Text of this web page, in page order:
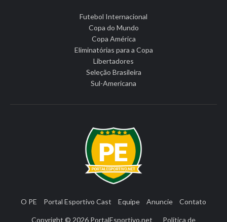
Futebol Internacional
Copa do Mundo
Copa América
Eliminatórias para a Copa
Libertadores
Seleção Brasileira
Sul-Americana
O PE Portal Esportivo Cast Equipe Anuncie Contato
Copyright © 2026 PortalEsportivo.net Política de